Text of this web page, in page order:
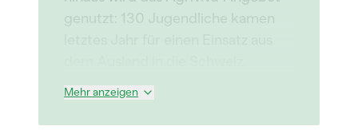
genutzt: 130 Jugendliche kamen
Mehr anzeigen